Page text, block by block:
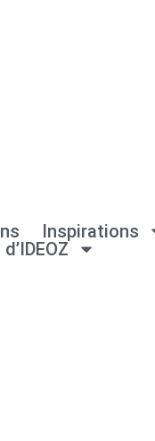
Inspirations